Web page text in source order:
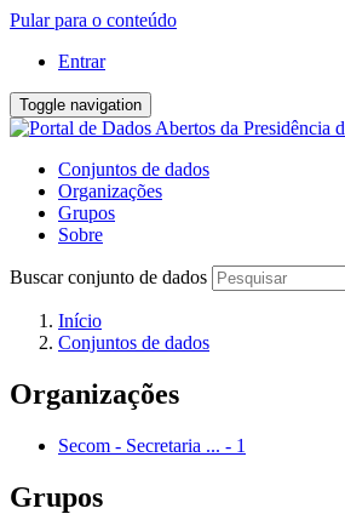
Pular para o conteúdo
Entrar
Toggle navigation
Conjuntos de dados
Organizações
Grupos
Sobre
Buscar conjunto de dados
Início
Conjuntos de dados
Organizações
Secom - Secretaria ... - 1
Grupos